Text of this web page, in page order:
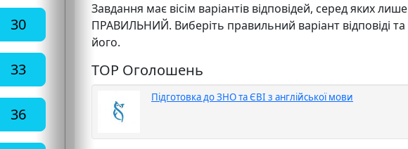
30
33
36
Завдання має вісім варіантів відповідей, серед яких
ПРАВИЛЬНИЙ. Виберіть правильний варіант відповіді
його.
TOP Оголошень
Підготовка до ЗНО та ЄВІ з англійської мови